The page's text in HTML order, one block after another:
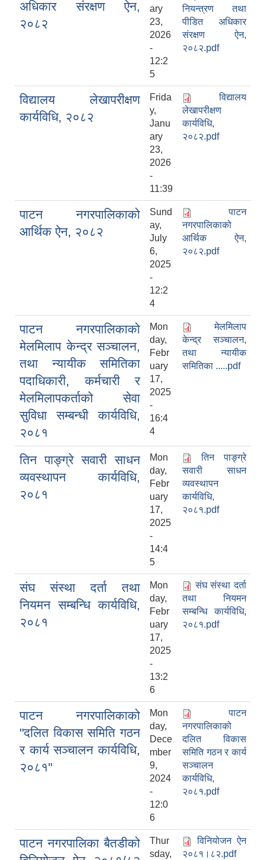
अधिकार संरक्षण ऐन,
२०८२
ary
23,
2026
-
12:2
5
नियन्त्रण तथा
पीडित अधिकार
संरक्षण ऐन,
२०८२.pdf
विद्यालय लेखापरीक्षण
कार्यविधि, २०८२
Frida
y,
Janu
ary
23,
2026
-
11:39
विद्यालय
लेखापरीक्षण
कार्यविधि,
२०८२.pdf
पाटन नगरपालिकाको
आर्थिक ऐन, २०८२
Sund
ay,
July
6,
2025
-
12:2
4
पाटन
नगरपालिकाको
आर्थिक ऐन,
२०८२.pdf
पाटन नगरपालिकाको
मेलमिलाप केन्द्र सञ्चालन,
तथा न्यायीक समितिका
पदाधिकारी, कर्मचारी र
मेलमिलापकर्ताको सेवा
सुविधा सम्बन्धी कार्यविधि,
२०८१
Mon
day,
Febr
uary
17,
2025
-
16:4
4
मेलमिलाप
केन्द्र सञ्चालन,
तथा न्यायीक
समितिका .....pdf
तिन पाङ्ग्रे सवारी साधन
व्यवस्थापन कार्यविधि,
२०८१
Mon
day,
Febr
uary
17,
2025
-
14:4
5
तिन पाङ्ग्रे
सवारी साधन
व्यवस्थापन
कार्यविधि,
२०८१.pdf
संघ संस्था दर्ता तथा
नियमन सम्बन्धि कार्यविधि,
२०८१
Mon
day,
Febr
uary
17,
2025
-
13:2
6
संघ संस्था दर्ता
तथा नियमन
सम्बन्धि कार्यविधि,
२०८१.pdf
पाटन नगरपालिकाको
"दलित विकास समिति गठन
र कार्य सञ्‍चालन कार्यविधि,
२०८१"
Mon
day,
Dece
mber
9,
2024
-
12:0
6
पाटन
नगरपालिकाको
दलित विकास
समिति गठन र कार्य
सञ्‍चालन
कार्यविधि,
२०८१.pdf
पाटन नगरपालिका बैतडीको
Thur
sday,
विनियोजन ऐन
२०८१।८२.pdf